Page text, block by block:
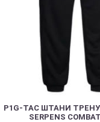
P1G-TAC ШТАНИ
SERPENS